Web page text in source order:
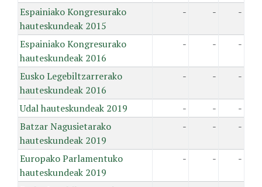
Espainiako Kongresurako
hauteskundeak 2015
- - -
Espainiako Kongresurako
hauteskundeak 2016
- - -
Eusko Legebiltzarrerako
hauteskundeak 2016
- - -
Udal hauteskundeak 2019 - -
-
Batzar Nagusietarako
hauteskundeak 2019
- - -
Europako Parlamentuko
hauteskundeak 2019
- - -